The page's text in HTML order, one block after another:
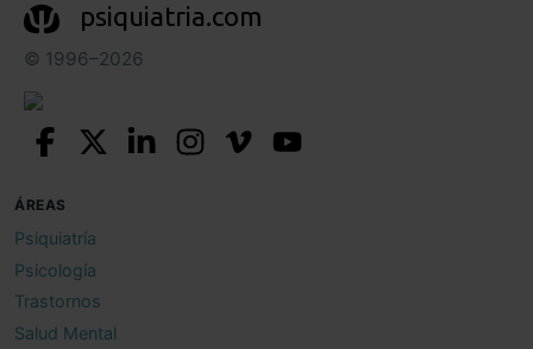
psiquiatria.com
© 1996–2026
ÁREAS
Psiquiatría
Psicología
Trastornos
Salud Mental